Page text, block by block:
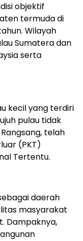
objektif
termuda di
Wilayah
Sumatera dan
serta
kecil yang terdiri
pulau tidak
telah
(PKT)
Tertentu.
daerah
masyarakat
Dampaknya,